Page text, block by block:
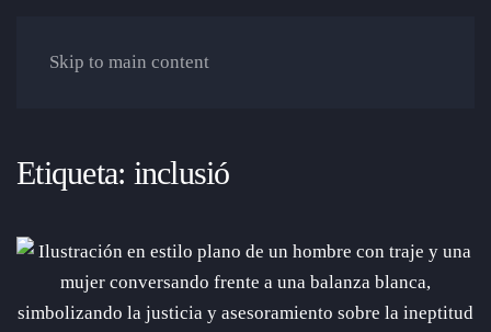
Skip to main content
Etiqueta: inclusió